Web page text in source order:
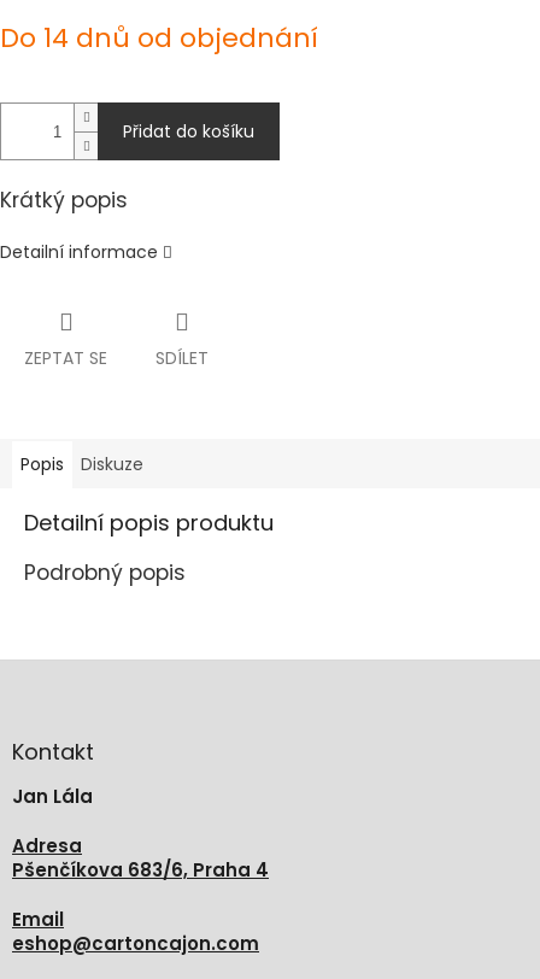
cena:
Do 14 dnů od objednání
Přidat do košíku
Krátký popis
Detailní informace
ZEPTAT SE SDÍLET
Popis Diskuze
Detailní popis produktu
Podrobný popis
aKontakt
Jan Lála
Adresa
Pšenčíkova 683/6, Praha 4
Email
eshop@cartoncajon.com